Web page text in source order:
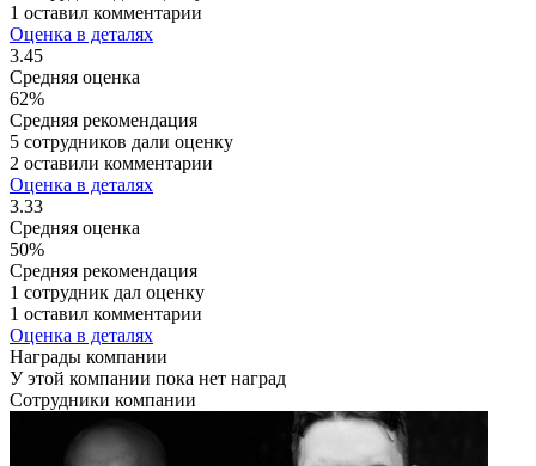
1 оставил комментарии
Оценка в деталях
3.45
Средняя оценка
62%
Средняя рекомендация
5 сотрудников дали оценку
2 оставили комментарии
Оценка в деталях
3.33
Средняя оценка
50%
Средняя рекомендация
1 сотрудник дал оценку
1 оставил комментарии
Оценка в деталях
Награды компании
У этой компании пока нет наград
Сотрудники компании